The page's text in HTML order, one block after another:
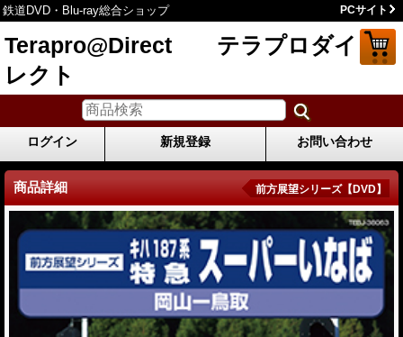
鉄道DVD・Blu-ray総合ショップ PCサイト
Terapro@Direct テラプロダイ
レクト
ログイン 新規登録 お問い合わせ
商品詳細 前方展望シリーズ【DVD】